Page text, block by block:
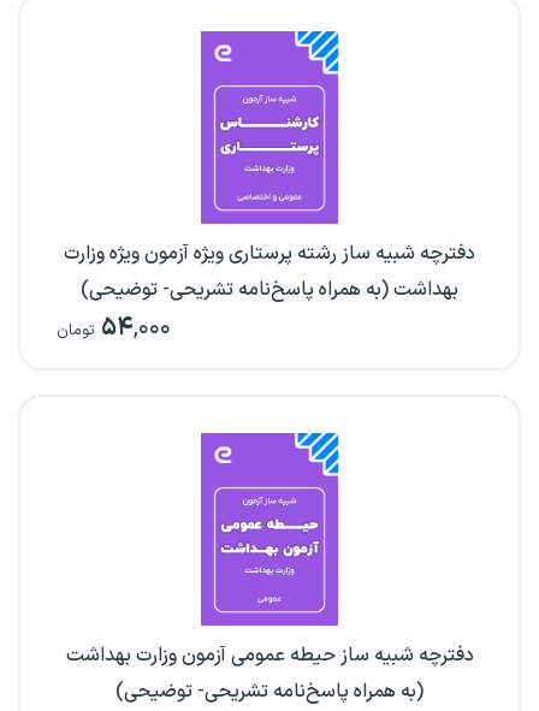
دفترچه شبیه ساز رشته پرستاری ویژه آزمون ویژه وزارت
بهداشت (به همراه پاسخ‌نامه تشریحی- توضیحی)
۵۴,۰۰۰ تومان
دفترچه شبیه ساز حیطه عمومی آزمون وزارت بهداشت
(به همراه پاسخ‌نامه تشریحی- توضیحی)